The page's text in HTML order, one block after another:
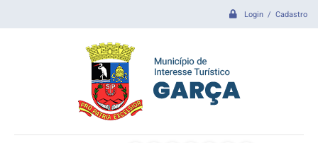
Login / Cadastro